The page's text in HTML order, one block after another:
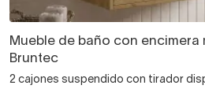
Mueble de baño con encimera
Bruntec
2 cajones suspendido con tirador